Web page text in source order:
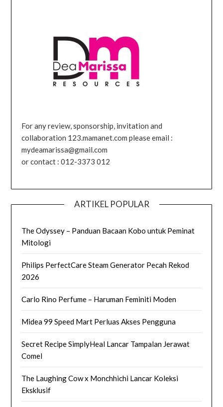
For any review, sponsorship, invitation and
collaboration 123.mamanet.com please email :
mydeamarissa@gmail.com
or contact : 012-3373 012
ARTIKEL POPULAR
The Odyssey – Panduan Bacaan Kobo untuk Peminat
Mitologi
Philips PerfectCare Steam Generator Pecah Rekod
2026
Carlo Rino Perfume – Haruman Feminiti Moden
Midea 99 Speed Mart Perluas Akses Pengguna
Secret Recipe SimplyHeal Lancar Tampalan Jerawat
Comel
The Laughing Cow x Monchhichi Lancar Koleksi
Eksklusif